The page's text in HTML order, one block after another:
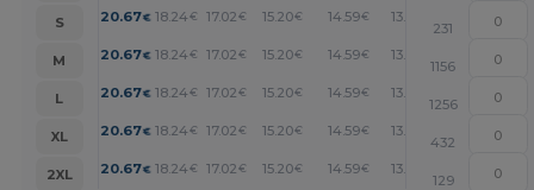
S
20.67€ 18.24 € 17.02€ 15.20€ 14.59€ 13.98
231
M
20.67€ 18.24 € 17.02€ 15.20€ 14.59€ 13.98 +
1156
L
20.67€ 18.24 € 17.02€ 15.20€ 14.59€ 13.98 +
1256
XL
20.67€ 18.24 € 17.02€ 15.20€ 14.59€ 13.98 +
432
2XL
20.67€ 18.24 € 17.02€ 15.20€ 14.59€ 13.98 +
129